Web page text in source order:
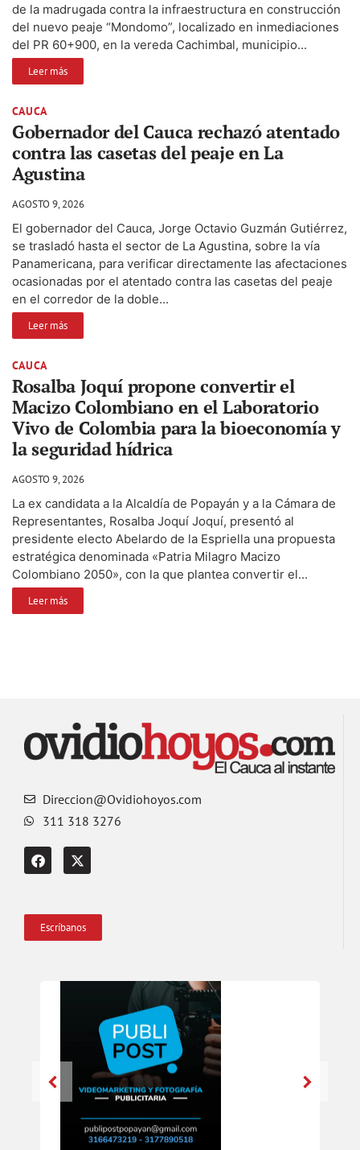
de la madrugada contra la infraestructura en construcción
del nuevo peaje “Mondomo”, localizado en inmediaciones
del PR 60+900, en la vereda Cachimbal, municipio...
Leer más
CAUCA
Gobernador del Cauca rechazó atentado
contra las casetas del peaje en La
Agustina
AGOSTO 9, 2026
El gobernador del Cauca, Jorge Octavio Guzmán Gutiérrez,
se trasladó hasta el sector de La Agustina, sobre la vía
Panamericana, para verificar directamente las afectaciones
ocasionadas por el atentado contra las casetas del peaje
en el corredor de la doble...
Leer más
CAUCA
Rosalba Joquí propone convertir el
Macizo Colombiano en el Laboratorio
Vivo de Colombia para la bioeconomía y
la seguridad hídrica
AGOSTO 9, 2026
La ex candidata a la Alcaldía de Popayán y a la Cámara de
Representantes, Rosalba Joquí Joquí, presentó al
presidente electo Abelardo de la Espriella una propuesta
estratégica denominada «Patria Milagro Macizo
Colombiano 2050», con la que plantea convertir el...
Leer más
Direccion@Ovidiohoyos.com
311 318 3276
Escríbanos